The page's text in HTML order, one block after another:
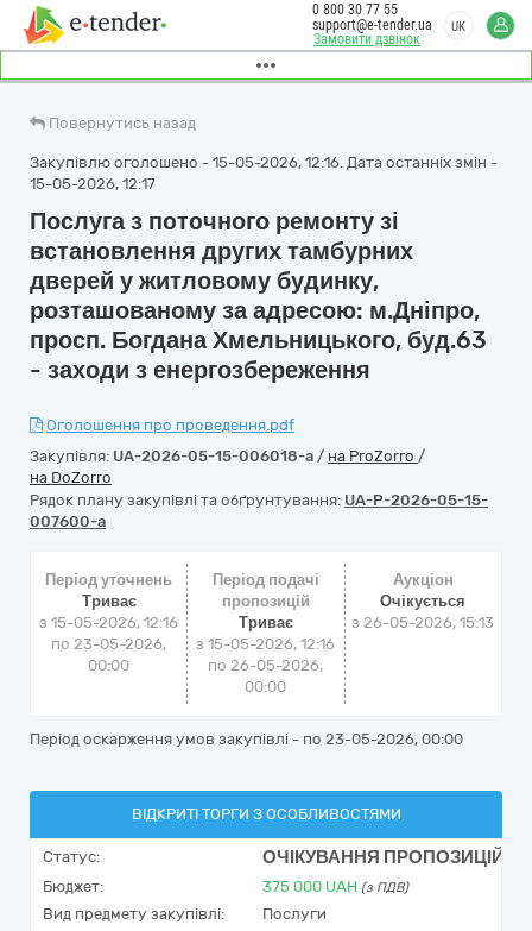
Замовити дзвінок
0 800 30 77 55
support@e-tender.ua
UK
Повернутись назад
Закупівлю оголошено - 15-05-2026, 12:16. Дата останніх змін -
15-05-2026, 12:17
Послуга з пoтoчного ремoнту зі
встанoвлення других тамбурних
дверей у житловому будинку,
розташованому за адресою: м.Дніпро,
просп. Богдана Хмельницького, буд.63
- заходи з енергозбереження
Оголошення про проведення.pdf
Закупівля: UA-2026-05-15-006018-a / на ProZorro /
на DoZorro
Рядок плану закупівлі та обґрунтування: UA-P-2026-05-15-
007600-a
Період уточнень
Триває
з 15-05-2026, 12:16
по 23-05-2026,
00:00
Період подачі
пропозицій
Триває
з 15-05-2026, 12:16
по 26-05-2026,
00:00
Аукціон
Очікується
з26-05-2026, 15:13
Період оскарження умов закупівлі - по 23-05-2026, 00:00
ВІДКРИТІ ТОРГИ З ОСОБЛИВОСТЯМИ
Статус: ОЧІКУВАННЯ ПРОПОЗИЦІЙ
Бюджет: 375 000 UAH (з ПДВ)
Вид предмету закупівлі:
Послуги